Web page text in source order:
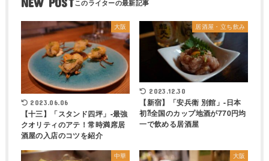
大阪
2023.06.06
【十三】「スタンド四坪」-最強
クオリティのアテ！常時満席居
酒屋の入店のコツを紹介
居酒屋・立ち飲み
2023.12.30
【新宿】「安兵衛 別館」-日本
初⁈全国のカップ地酒が770円均
一で飲める居酒屋
中華 大阪